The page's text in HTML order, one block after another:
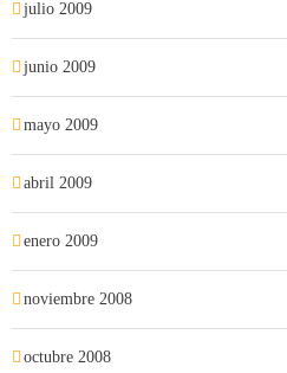
julio 2009
junio 2009
mayo 2009
abril 2009
enero 2009
noviembre 2008
octubre 2008